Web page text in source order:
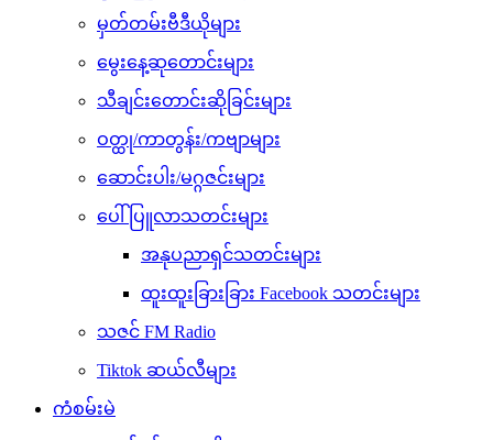
မှတ်တမ်းဗီဒီယိုများ
မွေးနေ့ဆုတောင်းများ
သီချင်းတောင်းဆိုခြင်းများ
ဝတ္ထု/ကာတွန်း/ကဗျာများ
ဆောင်းပါး/မဂ္ဂဇင်းများ
ပေါ်ပြူလာသတင်းများ
အနုပညာရှင်သတင်းများ
ထူးထူးခြားခြား Facebook သတင်းများ
သဇင် FM Radio
Tiktok ဆယ်လီများ
ကံစမ်းမဲ